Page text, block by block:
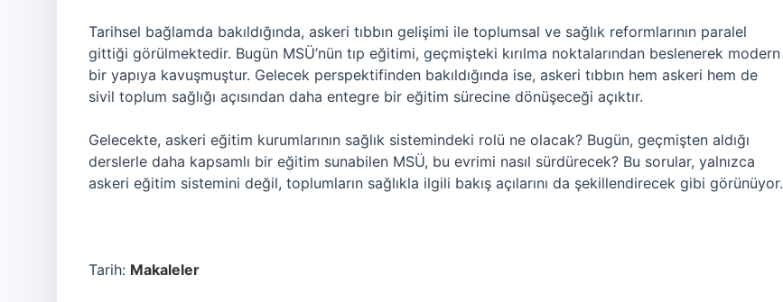
Tarihsel bağlamda bakıldığında, askeri tıbbın gelişimi ile toplumsal ve sağlık reformlarının paralel
gittiği görülmektedir. Bugün MSÜ’nün tıp eğitimi, geçmişteki kırılma noktalarından beslenerek modern
bir yapıya kavuşmuştur. Gelecek perspektifinden bakıldığında ise, askeri tıbbın hem askeri hem de
sivil toplum sağlığı açısından daha entegre bir eğitim sürecine dönüşeceği açıktır.
Gelecekte, askeri eğitim kurumlarının sağlık sistemindeki rolü ne olacak? Bugün, geçmişten aldığı
derslerle daha kapsamlı bir eğitim sunabilen MSÜ, bu evrimi nasıl sürdürecek? Bu sorular, yalnızca
askeri eğitim sistemini değil, toplumların sağlıkla ilgili bakış açılarını da şekillendirecek gibi görünüyor.
Tarih: Makaleler